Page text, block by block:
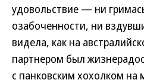
удовольствие — ни
озабоченности, ни
видела, как на
партнером был
с панковским хохолком на